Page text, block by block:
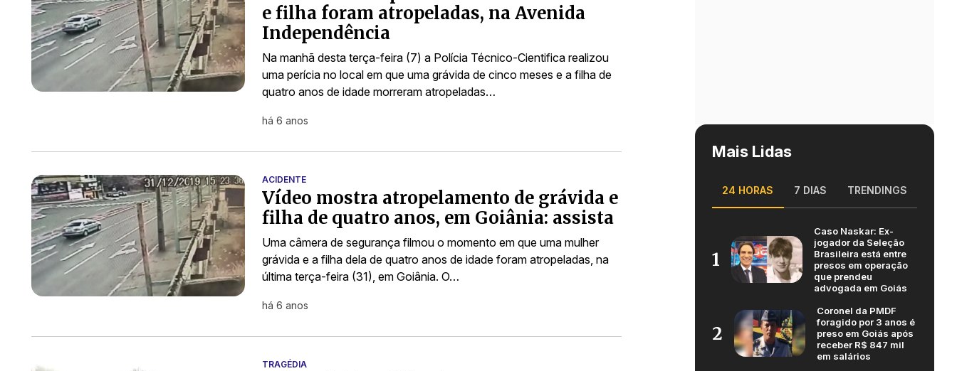
e filha foram atropeladas, na Avenida
Independência
Na manhã desta terça-feira (7) a Polícia Técnico-Cientifica realizou
uma perícia no local em que uma grávida de cinco meses e a filha de
quatro anos de idade morreram atropeladas…
há 6 anos
ACIDENTE
Vídeo mostra atropelamento de grávida e
filha de quatro anos, em Goiânia: assista
Uma câmera de segurança filmou o momento em que uma mulher
grávida e a filha dela de quatro anos de idade foram atropeladas, na
última terça-feira (31), em Goiânia. O…
há 6 anos
TRAGÉDIA
Mais Lidas
24 HORAS 7 DIAS TRENDINGS
1
Caso Naskar: Ex-
jogador da Seleção
Brasileira está entre
presos em operação
que prendeu
advogada em Goiás
2
Coronel da PMDF
foragido por 3 anos é
preso em Goiás após
receber R$ 847 mil
em salários